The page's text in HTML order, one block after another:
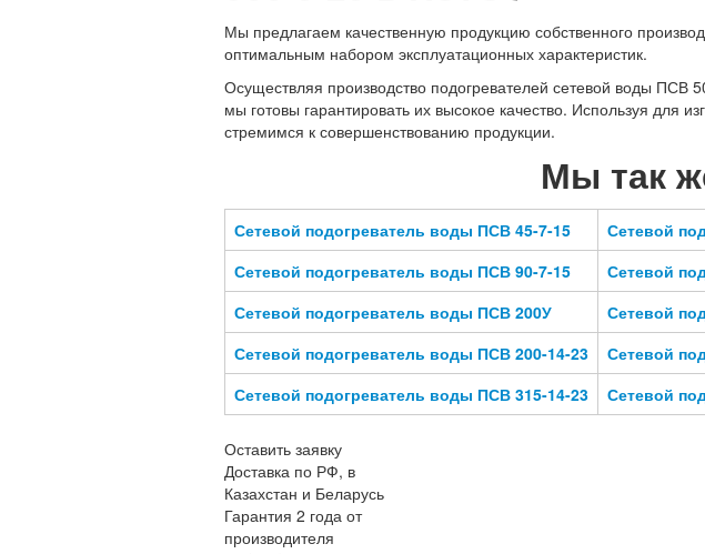
Мы предлагаем качественную продукцию собственного
оптимальным набором эксплуатационных характеристик.
Осуществляя производство подогревателей сетевой воды
мы готовы гарантировать их высокое качество. Используя для
стремимся к совершенствованию продукции.
Мы так
Сетевой подогреватель воды ПСВ 45-7-15
Сетевой
Сетевой подогреватель воды ПСВ 90-7-15
Сетевой
Сетевой подогреватель воды ПСВ 200У
Сетевой
Сетевой подогреватель воды ПСВ 200-14-23
Сетевой
Сетевой подогреватель воды ПСВ 315-14-23
Сетевой
Оставить заявку
Доставка по РФ, в
Казахстан и Беларусь
Гарантия 2 года от
производителя